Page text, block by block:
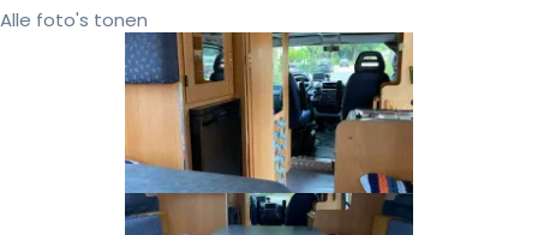
Alle foto's tonen